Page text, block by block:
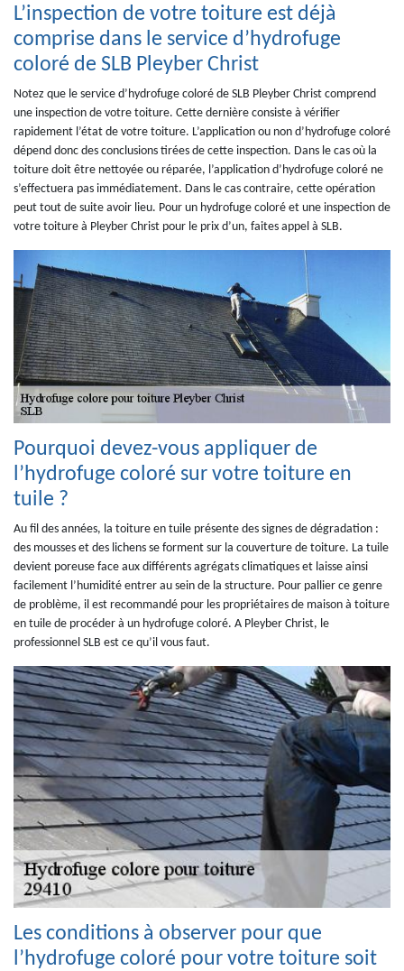
L’inspection de votre toiture est déjà
comprise dans le service d’hydrofuge
coloré de SLB Pleyber Christ
Notez que le service d’hydrofuge coloré de SLB Pleyber Christ comprend
une inspection de votre toiture. Cette dernière consiste à vérifier
rapidement l’état de votre toiture. L’application ou non d’hydrofuge coloré
dépend donc des conclusions tirées de cette inspection. Dans le cas où la
toiture doit être nettoyée ou réparée, l’application d’hydrofuge coloré ne
s’effectuera pas immédiatement. Dans le cas contraire, cette opération
peut tout de suite avoir lieu. Pour un hydrofuge coloré et une inspection de
votre toiture à Pleyber Christ pour le prix d’un, faites appel à SLB.
Pourquoi devez-vous appliquer de
l’hydrofuge coloré sur votre toiture en
tuile ?
Au fil des années, la toiture en tuile présente des signes de dégradation :
des mousses et des lichens se forment sur la couverture de toiture. La tuile
devient poreuse face aux différents agrégats climatiques et laisse ainsi
facilement l’humidité entrer au sein de la structure. Pour pallier ce genre
de problème, il est recommandé pour les propriétaires de maison à toiture
en tuile de procéder à un hydrofuge coloré. A Pleyber Christ, le
professionnel SLB est ce qu’il vous faut.
Les conditions à observer pour que
l’hydrofuge coloré pour votre toiture soit